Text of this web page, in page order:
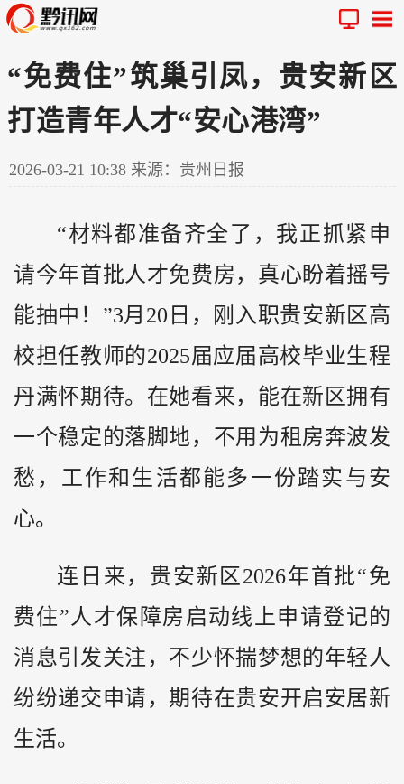
“免费住”筑巢引凤，贵安新区
打造青年人才“安心港湾”
2026-03-21 10:38 来源：贵州日报
“材料都准备齐全了，我正抓紧申
请今年首批人才免费房，真心盼着摇号
能抽中！”3月20日，刚入职贵安新区高
校担任教师的2025届应届高校毕业生程
丹满怀期待。在她看来，能在新区拥有
一个稳定的落脚地，不用为租房奔波发
愁，工作和生活都能多一份踏实与安
心。
连日来，贵安新区2026年首批“免
费住”人才保障房启动线上申请登记的
消息引发关注，不少怀揣梦想的年轻人
纷纷递交申请，期待在贵安开启安居新
生活。